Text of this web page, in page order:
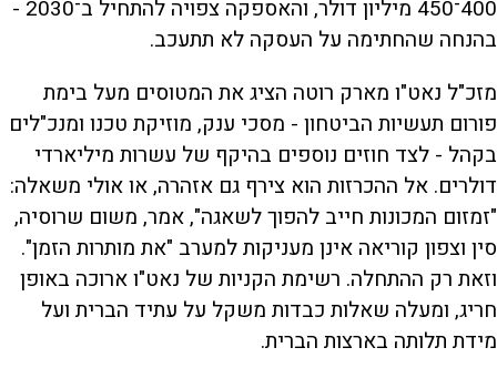
400־450 מיליון דולר, והאספקה צפויה להתחיל ב־2030 -
בהנחה שהחתימה על העסקה לא תתעכב.
מזכ"ל נאט"ו מארק רוטה הציג את המטוסים מעל בימת
פורום תעשיות הביטחון - מסכי ענק, מוזיקת טכנו ומנכ"לים
בקהל - לצד חוזים נוספים בהיקף של עשרות מיליארדי
דולרים. אל ההכרזות הוא צירף גם אזהרה, או אולי משאלה:
"זמזום המכונות חייב להפוך לשאגה", אמר, משום שרוסיה,
סין וצפון קוריאה אינן מעניקות למערב "את מותרות הזמן".
וזאת רק ההתחלה. רשימת הקניות של נאט"ו ארוכה באופן
חריג, ומעלה שאלות כבדות משקל על עתיד הברית ועל
מידת תלותה בארצות הברית.